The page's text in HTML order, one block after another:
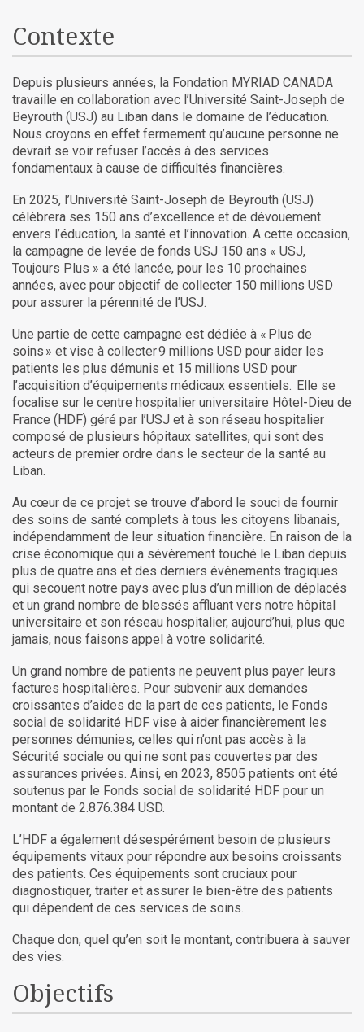
Contexte
Depuis plusieurs années, la Fondation MYRIAD CANADA
travaille en collaboration avec l’Université Saint-Joseph de
Beyrouth (USJ) au Liban dans le domaine de l’éducation.
Nous croyons en effet fermement qu’aucune personne ne
devrait se voir refuser l’accès à des services
fondamentaux à cause de difficultés financières.
En 2025, l’Université Saint-Joseph de Beyrouth (USJ)
célèbrera ses 150 ans d’excellence et de dévouement
envers l’éducation, la santé et l’innovation. A cette occasion,
la campagne de levée de fonds USJ 150 ans « USJ,
Toujours Plus » a été lancée, pour les 10 prochaines
années, avec pour objectif de collecter 150 millions USD
pour assurer la pérennité de l’USJ.
Une partie de cette campagne est dédiée à « Plus de
soins » et vise à collecter 9 millions USD pour aider les
patients les plus démunis et 15 millions USD pour
l’acquisition d’équipements médicaux essentiels. Elle se
focalise sur le centre hospitalier universitaire Hôtel-Dieu de
France (HDF) géré par l’USJ et à son réseau hospitalier
composé de plusieurs hôpitaux satellites, qui sont des
acteurs de premier ordre dans le secteur de la santé au
Liban.
Au cœur de ce projet se trouve d’abord le souci de fournir
des soins de santé complets à tous les citoyens libanais,
indépendamment de leur situation financière. En raison de la
crise économique qui a sévèrement touché le Liban depuis
plus de quatre ans et des derniers événements tragiques
qui secouent notre pays avec plus d’un million de déplacés
et un grand nombre de blessés affluant vers notre hôpital
universitaire et son réseau hospitalier, aujourd’hui, plus que
jamais, nous faisons appel à votre solidarité.
Un grand nombre de patients ne peuvent plus payer leurs
factures hospitalières. Pour subvenir aux demandes
croissantes d’aides de la part de ces patients, le Fonds
social de solidarité HDF vise à aider financièrement les
personnes démunies, celles qui n’ont pas accès à la
Sécurité sociale ou qui ne sont pas couvertes par des
assurances privées. Ainsi, en 2023, 8505 patients ont été
soutenus par le Fonds social de solidarité HDF pour un
montant de 2.876.384 USD.
L’HDF a également désespérément besoin de plusieurs
équipements vitaux pour répondre aux besoins croissants
des patients. Ces équipements sont cruciaux pour
diagnostiquer, traiter et assurer le bien-être des patients
qui dépendent de ces services de soins.
Chaque don, quel qu’en soit le montant, contribuera à sauver
des vies.
Objectifs